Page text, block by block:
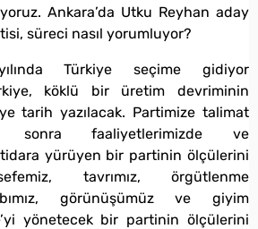
Ankara’da Utku Reyhan aday
süreci nasıl yorumluyor?
Türkiye seçime gidiyor
köklü bir üretim devriminin
tarih yazılacak. Partimize talimat
sonra faaliyetlerimizde ve
yürüyen bir partinin ölçülerini
tavrımız, örgütlenme
görünüşümüz ve giyim
yönetecek bir partinin ölçülerini